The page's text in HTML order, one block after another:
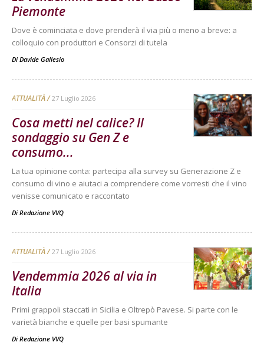
Piemonte
Dove è cominciata e dove prenderà il via più o meno a breve: a
colloquio con produttori e Consorzi di tutela
Di Davide Gallesio
ATTUALITÀ 27 Luglio 2026
Cosa metti nel calice? Il
sondaggio su Gen Z e
consumo...
La tua opinione conta: partecipa alla survey su Generazione Z e
consumo di vino e aiutaci a comprendere come vorresti che il vino
venisse comunicato e raccontato
Di Redazione VVQ
ATTUALITÀ 27 Luglio 2026
Vendemmia 2026 al via in
Italia
Primi grappoli staccati in Sicilia e Oltrepò Pavese. Si parte con le
varietà bianche e quelle per basi spumante
Di Redazione VVQ